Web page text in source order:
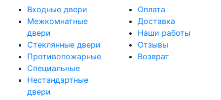
Входные двери
Межкомнатные
двери
Стеклянные двери
Противопожарные
Специальные
Нестандартные
двери
Оплата
Доставка
Наши работы
Отзывы
Возврат